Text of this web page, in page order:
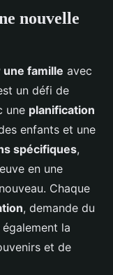
nouvelle
famille avec
un défi de
une planification
enfants et une
spécifiques,
en une
Chaque
, demande du
la
et de